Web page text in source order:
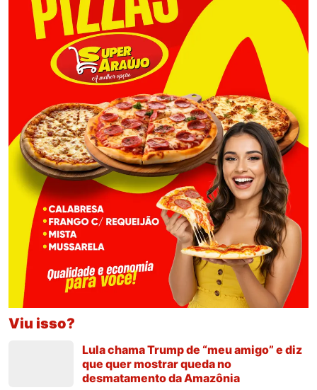
Viu isso?
Lula chama Trump de “meu amigo” e diz
que quer mostrar queda no
desmatamento da Amazônia